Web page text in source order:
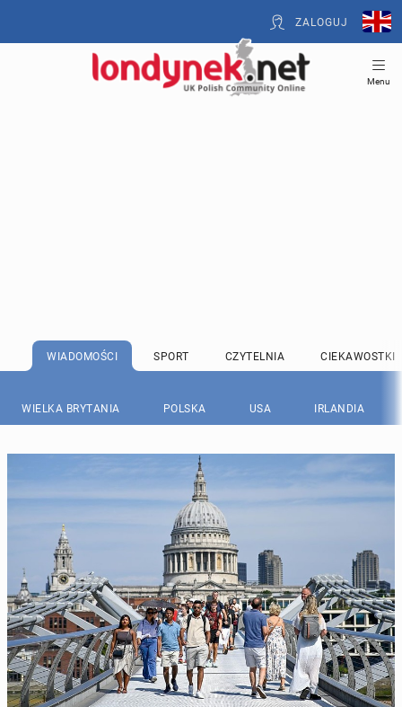
ZALOGUJ
Menu
WIADOMOŚCI SPORT CZYTELNIA CIEKAWOSTKI
WIELKA BRYTANIA POLSKA USA IRLANDIA